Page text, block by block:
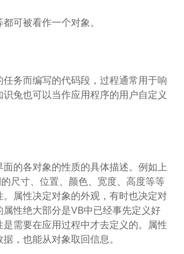
可被看作一个对象。
任务而编写的代码段，过程通常用于响
兔也可以当作应用程序的用户自定义
面的各对象的性质的具体描述。例如上
尺寸、位置、颜色、宽度、高度等等
属性决定对象的外观，有时也决定对
性绝大部分是VB中已经事先定义好
是需要在应用过程中才去定义的。属性
，也能从对象取回信息。